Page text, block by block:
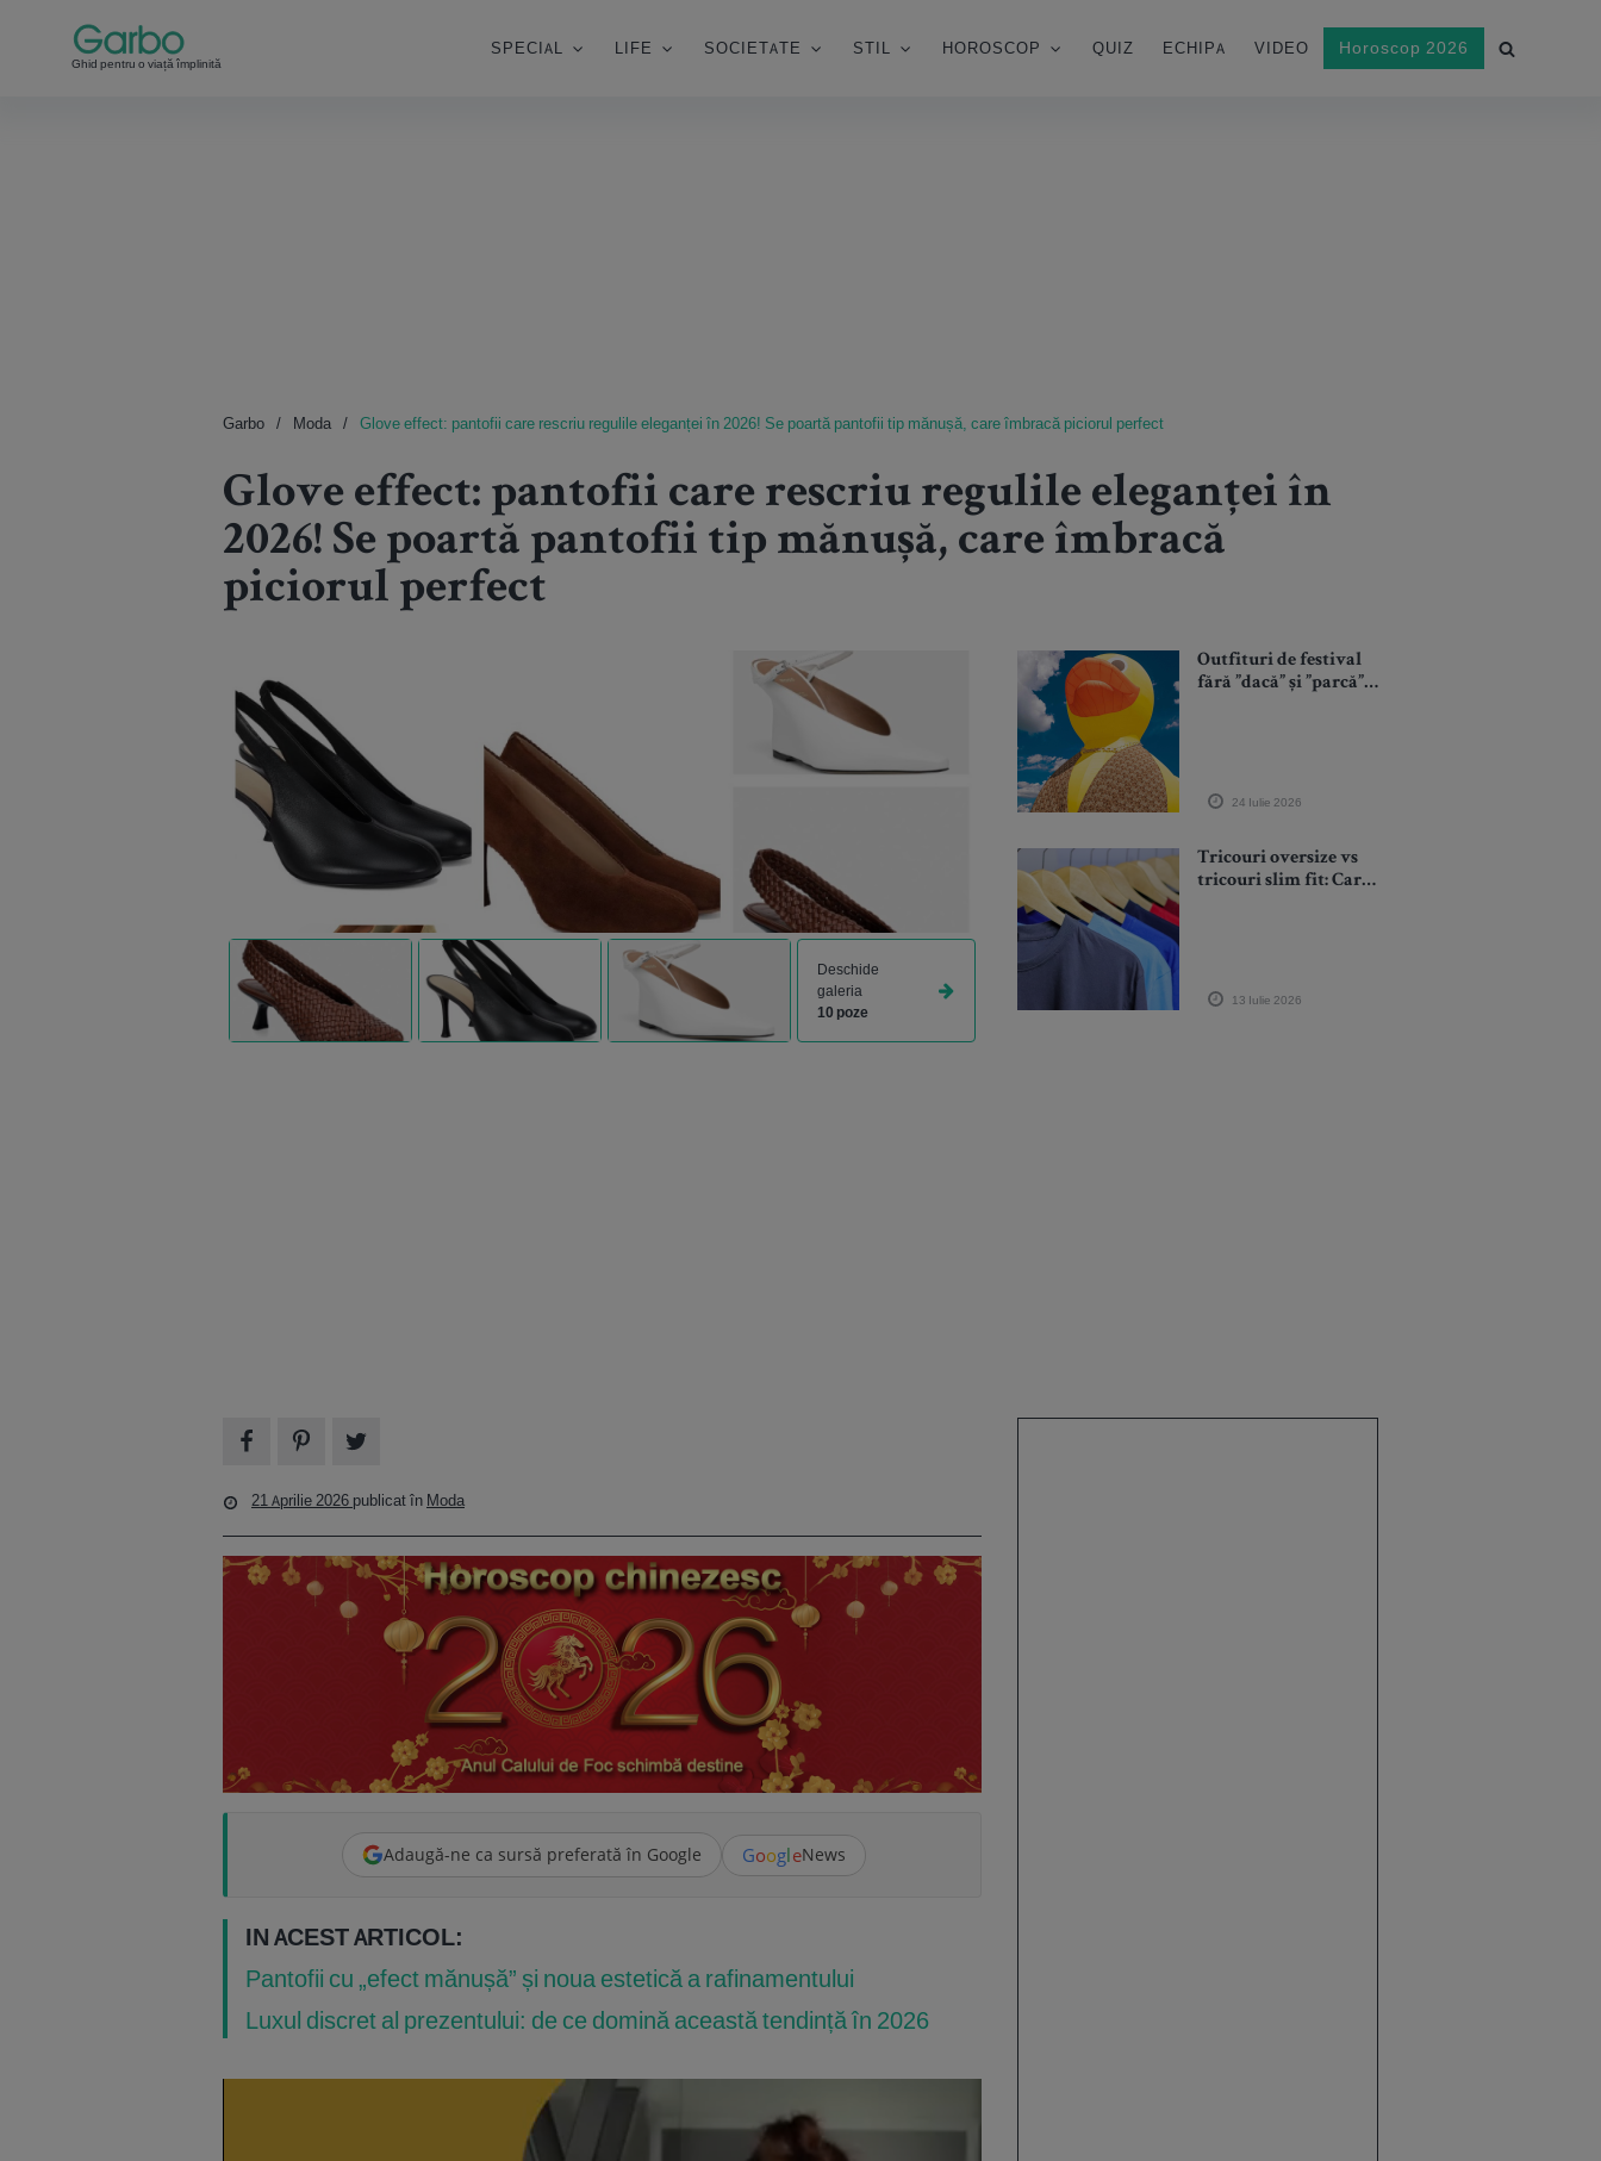
Ghid pentru o viață împlinită
SPECIAL LIFE SOCIETATE STIL HOROSCOP QUIZ ECHIPA VIDEO Horoscop 2026
Garbo Moda Glove effect: pantofii care rescriu regulile eleganței în 2026! Se poartă pantofii tip mănușă, care îmbracă piciorul perfect
Glove effect: pantofii care rescriu regulile eleganței în
2026! Se poartă pantofii tip mănușă, care îmbracă
piciorul perfect
Deschide
galeria
10 poze
Outfituri de festival
fără ”dacă” și ”parcă”.
2026 24 Iulie 2026
Tricouri oversize vs
tricouri slim fit: Care
13 Iulie 2026
21 Aprilie 2026 publicat în Moda
Adaugă-ne ca sursă preferată în Google GoogleNews
IN ACEST ARTICOL:
Pantofii cu „efect mănușă” și noua estetică a rafinamentului
Luxul discret al prezentului: de ce domină această tendință în 2026